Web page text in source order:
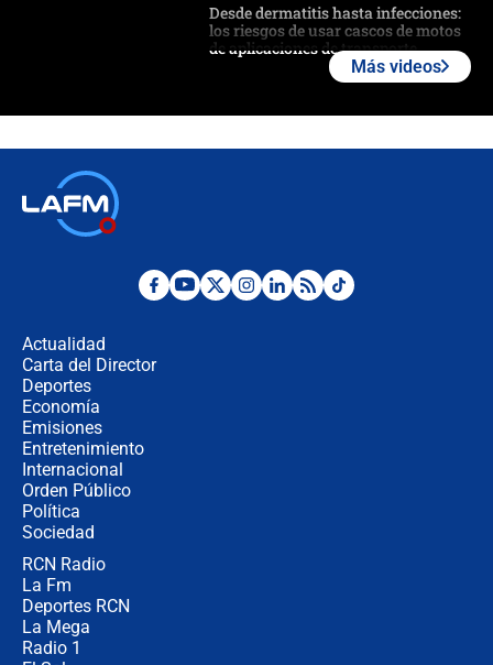
Desde dermatitis hasta infecciones:
los riesgos de usar cascos de motos
de aplicaciones de transporte
celular? Requisitos, pasos y
Posesión de Abelardo De La Espriella
Más videos
Actualidad
Carta del Director
Deportes
Economía
Emisiones
Entretenimiento
Internacional
Orden Público
Política
Sociedad
RCN Radio
La Fm
Deportes RCN
La Mega
Radio 1